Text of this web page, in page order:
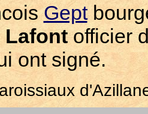
Gept
Lafontofficier
ont signé.